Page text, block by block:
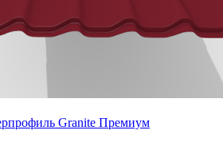
Granite Премиум